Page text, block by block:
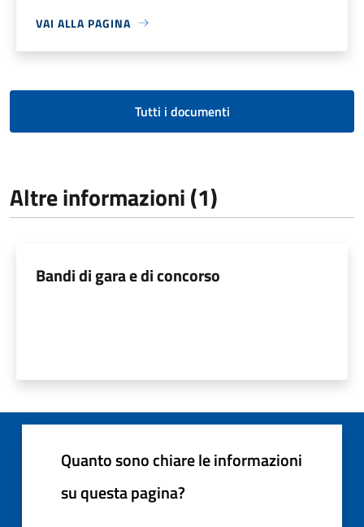
VAI ALLA PAGINA
Tutti i documenti
Altre informazioni (1)
Bandi di gara e di concorso
Quanto sono chiare le informazioni
su questa pagina?